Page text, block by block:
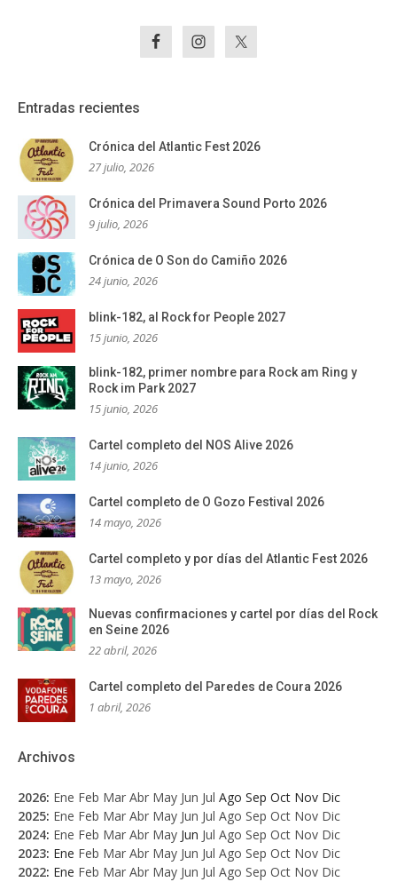
Entradas recientes
Crónica del Atlantic Fest 2026
27 julio, 2026
Crónica del Primavera Sound Porto 2026
9 julio, 2026
Crónica de O Son do Camiño 2026
24 junio, 2026
blink-182, al Rock for People 2027
15 junio, 2026
blink-182, primer nombre para Rock am Ring y
Rock im Park 2027
15 junio, 2026
Cartel completo del NOS Alive 2026
14 junio, 2026
Cartel completo de O Gozo Festival 2026
14 mayo, 2026
Cartel completo y por días del Atlantic Fest 2026
13 mayo, 2026
Nuevas confirmaciones y cartel por días del Rock
en Seine 2026
22 abril, 2026
Cartel completo del Paredes de Coura 2026
1 abril, 2026
Archivos
2026: Ene Feb Mar Abr May Jun Jul Ago Sep Oct Nov Dic
2025: Ene Feb Mar Abr May Jun Jul Ago Sep Oct Nov Dic
2024: Ene Feb Mar Abr May Jun Jul Ago Sep Oct Nov Dic
2023: Ene Feb Mar Abr May Jun Jul Ago Sep Oct Nov Dic
2022: Ene Feb Mar Abr May Jun Jul Ago Sep Oct Nov Dic